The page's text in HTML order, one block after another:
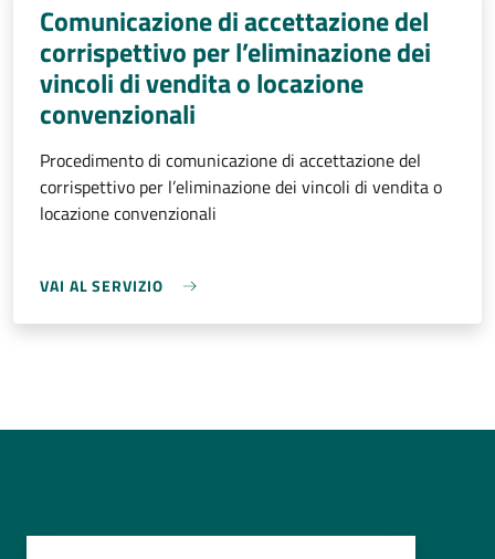
Comunicazione di accettazione del
corrispettivo per l’eliminazione dei
vincoli di vendita o locazione
convenzionali
Procedimento di comunicazione di accettazione del
corrispettivo per l’eliminazione dei vincoli di vendita o
locazione convenzionali
VAI AL SERVIZIO